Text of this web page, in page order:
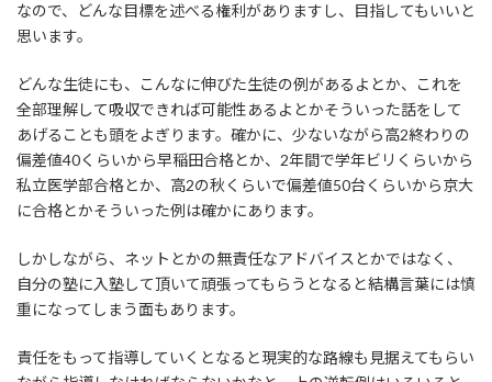
なので、どんな目標を述べる権利がありますし、目指してもいいと
思います。
どんな生徒にも、こんなに伸びた生徒の例があるよとか、これを
全部理解して吸収できれば可能性あるよとかそういった話をして
あげることも頭をよぎります。確かに、少ないながら高2終わりの
偏差値40くらいから早稲田合格とか、2年間で学年ビリくらいから
私立医学部合格とか、高2の秋くらいで偏差値50台くらいから京大
に合格とかそういった例は確かにあります。
しかしながら、ネットとかの無責任なアドバイスとかではなく、
自分の塾に入塾して頂いて頑張ってもらうとなると結構言葉には慎
重になってしまう面もあります。
責任をもって指導していくとなると現実的な路線も見据えてもらい